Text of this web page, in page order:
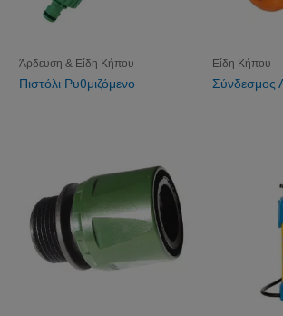
Άρδευση & Είδη Κήπου
Πιστόλι Ρυθμιζόμενο
Είδη Κήπου
Σύνδεσμος